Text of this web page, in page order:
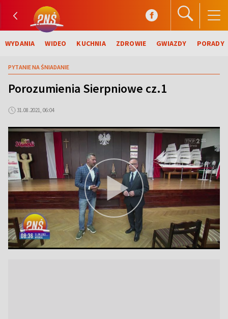
WYDANIA WIDEO KUCHNIA ZDROWIE GWIAZDY PORADY
PYTANIE NA ŚNIADANIE
Porozumienia Sierpniowe cz.1
31.08.2021, 06:04